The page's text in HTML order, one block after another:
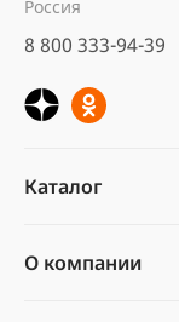
Россия
8 800 333-94-39
Каталог
О компании